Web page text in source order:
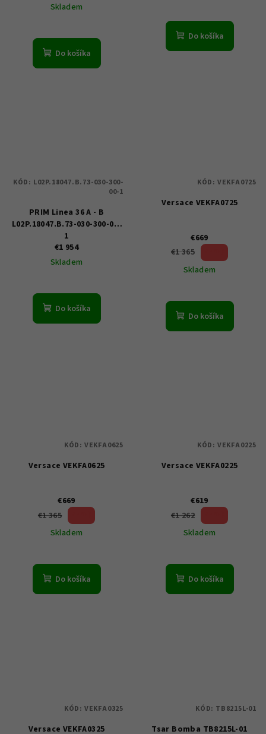
Skladem
Do košíka
Do košíka
PRIM Linea 36 A - B
L02P.18047.B.73-030-300-00-
1
€1 954
Skladem
Do košíka
KÓD: L02P.18047.B.73-030-300-
00-1
Versace VEKFA0725
€669
€1 365
Skladem
Do košíka
KÓD: VEKFA0725
Versace VEKFA0625
€669
€1 365
Skladem
Do košíka
KÓD: VEKFA0625
Versace VEKFA0225
€619
€1 262
Skladem
Do košíka
KÓD: VEKFA0225
Versace VEKFA0325
KÓD: VEKFA0325
Tsar Bomba TB8215L-01
KÓD: TB8215L-01